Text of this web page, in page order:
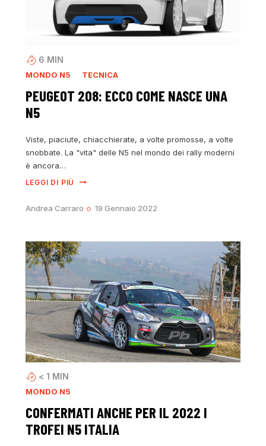
6 MIN
MONDO N5 TECNICA
PEUGEOT 208: ECCO COME NASCE UNA
N5
Viste, piaciute, chiacchierate, a volte promosse, a volte
snobbate. La "vita" delle N5 nel mondo dei rally moderni
è ancora…
LEGGI DI PIÙ
Andrea Carraro 19 Gennaio 2022
< 1 MIN
MONDO N5
CONFERMATI ANCHE PER IL 2022 I
TROFEI N5 ITALIA